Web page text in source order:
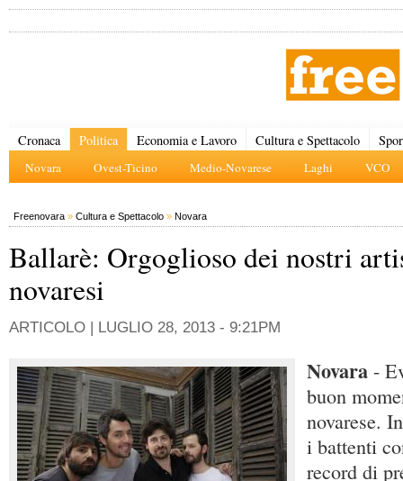
Cronaca Politica
Novara Ovest-Ticino Medio-Novarese Laghi VCO
Economia e Lavoro Cultura e Spettacolo
Freenovara » Cultura e Spettacolo » Novara
Ballarè: Orgoglioso dei nostri
novaresi
ARTICOLO | LUGLIO 28, 2013 - 9:21PM
Novara -
buon
novarese.
i battenti
record di